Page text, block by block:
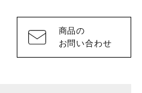
商品の
お問い合わせ